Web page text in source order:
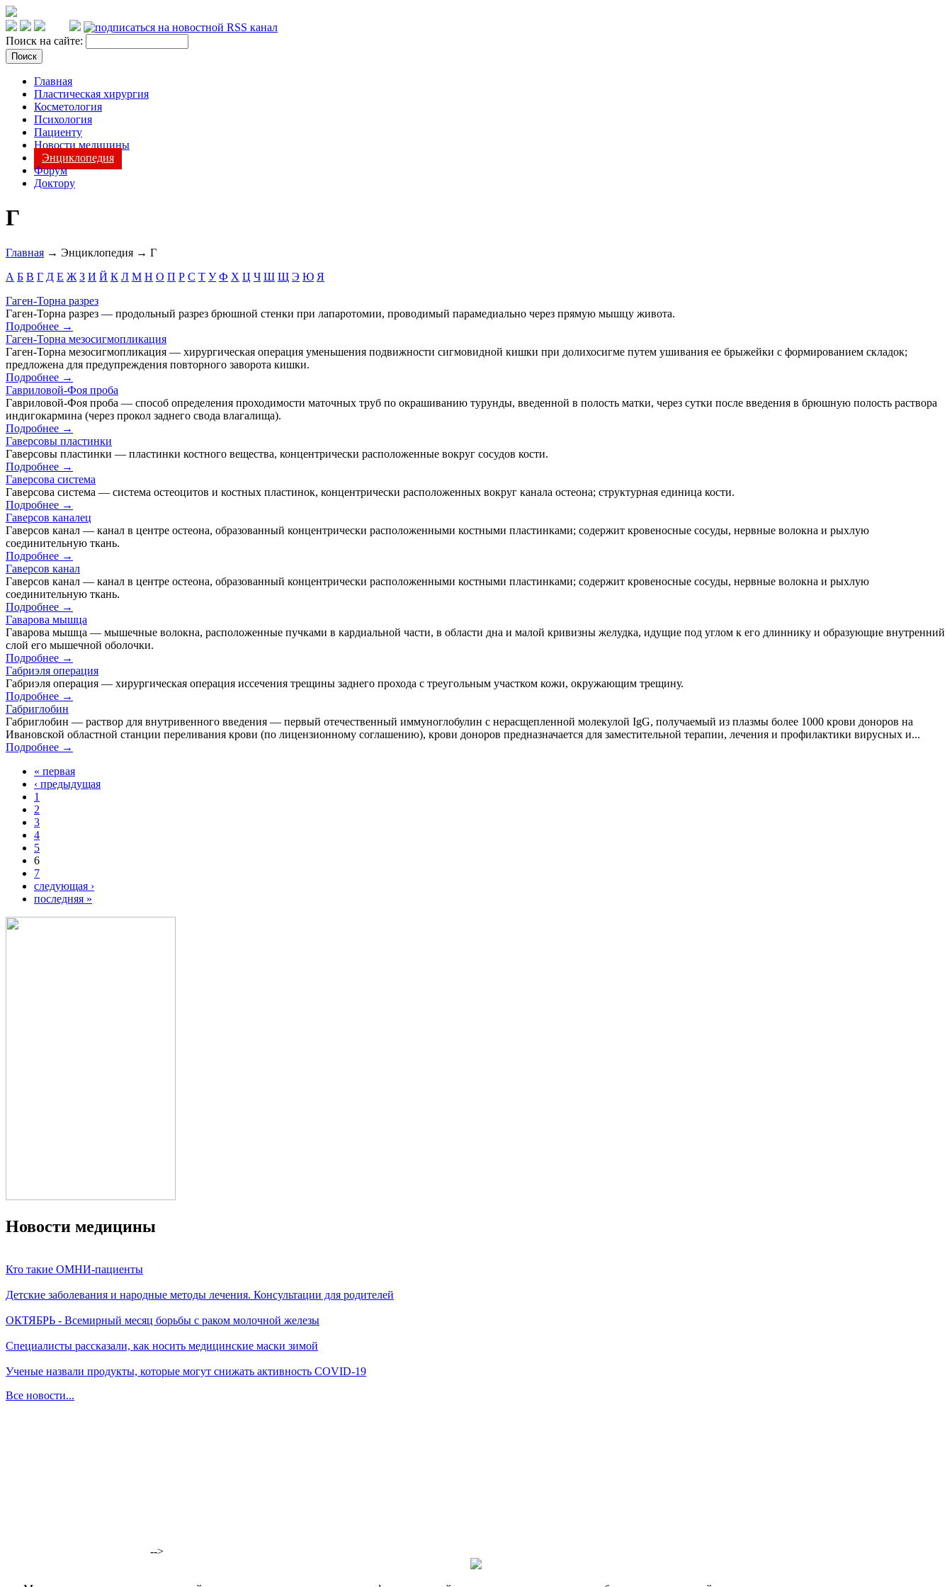
Поиск на сайте:
Главная
Пластическая хирургия
Косметология
Психология
Пациенту
Новости медицины
Энциклопедия
Форум
Доктору
Г
Главная → Энциклопедия → Г
А Б В Г Д Е Ж З И Й К Л М Н О П Р С Т У Ф Х Ц Ч Ш Щ Э Ю Я
Гаген-Торна разрез
Гаген-Торна разрез — продольный разрез брюшной стенки при лапаротомии, проводимый парамедиально через прямую мышцу живота.
Подробнее →
Гаген-Торна мезосигмопликация
Гаген-Торна мезосигмопликация — хирургическая операция уменьшения подвижности сигмовидной кишки при долихосигме путем ушивания ее брыжейки с формированием складок;
предложена для предупреждения повторного заворота кишки.
Подробнее →
Гавриловой-Фоя проба
Гавриловой-Фоя проба — способ определения проходимости маточных труб по окрашиванию турунды, введенной в полость матки, через сутки после введения в брюшную полость раствора
индигокармина (через прокол заднего свода влагалища).
Подробнее →
Гаверсовы пластинки
Гаверсовы пластинки — пластинки костного вещества, концентрически расположенные вокруг сосудов кости.
Подробнее →
Гаверсова система
Гаверсова система — система остеоцитов и костных пластинок, концентрически расположенных вокруг канала остеона; структурная единица кости.
Подробнее →
Гаверсов каналец
Гаверсов канал — канал в центре остеона, образованный концентрически расположенными костными пластинками; содержит кровеносные сосуды, нервные волокна и рыхлую
соединительную ткань.
Подробнее →
Гаверсов канал
Гаверсов канал — канал в центре остеона, образованный концентрически расположенными костными пластинками; содержит кровеносные сосуды, нервные волокна и рыхлую
соединительную ткань.
Подробнее →
Гаварова мышца
Гаварова мышца — мышечные волокна, расположенные пучками в кардиальной части, в области дна и малой кривизны желудка, идущие под углом к его длиннику и образующие внутренний
слой его мышечной оболочки.
Подробнее →
Габриэля операция
Габриэля операция — хирургическая операция иссечения трещины заднего прохода с треугольным участком кожи, окружающим трещину.
Подробнее →
Габриглобин
Габриглобин — раствор для внутривенного введения — первый отечественный иммуноглобулин с нерасщепленной молекулой IgG, получаемый из плазмы более 1000 крови доноров на
Ивановской областной станции переливания крови (по лицензионному соглашению), крови доноров предназначается для заместительной терапии, лечения и профилактики вирусных и...
Подробнее →
« первая
‹ предыдущая
1
2
3
4
5
6
7
следующая ›
последняя »
Новости медицины
Кто такие ОМНИ-пациенты
Детские заболевания и народные методы лечения. Консультации для родителей
ОКТЯБРЬ - Всемирный месяц борьбы с раком молочной железы
Специалисты рассказали, как носить медицинские маски зимой
Ученые назвали продукты, которые могут снижать активность COVID-19
Все новости...
-->